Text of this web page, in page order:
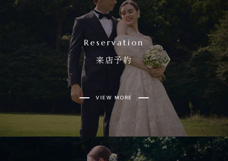
Reservation
来店予約
VIEW MORE